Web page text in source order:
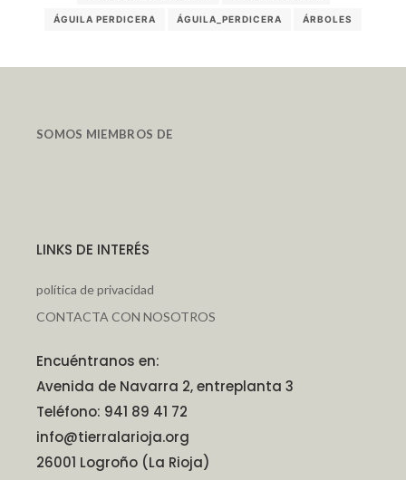
ÁGUILA PERDICERA ÁGUILA_PERDICERA ÁRBOLES
SOMOS MIEMBROS DE
LINKS DE INTERÉS
política de privacidad
CONTACTA CON NOSOTROS
Encuéntranos en:
Avenida de Navarra 2, entreplanta 3
Teléfono: 941 89 41 72
info@tierralarioja.org
26001 Logroño (La Rioja)